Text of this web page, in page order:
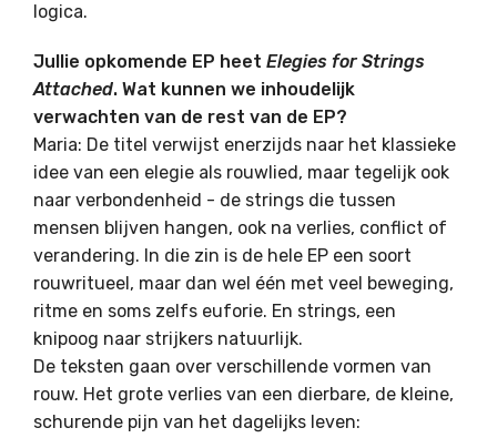
logica.
Jullie opkomende EP heet Elegies for Strings
Attached. Wat kunnen we inhoudelijk
verwachten van de rest van de EP?
Maria: De titel verwijst enerzijds naar het klassieke
idee van een elegie als rouwlied, maar tegelijk ook
naar verbondenheid - de strings die tussen
mensen blijven hangen, ook na verlies, conflict of
verandering. In die zin is de hele EP een soort
rouwritueel, maar dan wel één met veel beweging,
ritme en soms zelfs euforie. En strings, een
knipoog naar strijkers natuurlijk.
De teksten gaan over verschillende vormen van
rouw. Het grote verlies van een dierbare, de kleine,
schurende pijn van het dagelijks leven: